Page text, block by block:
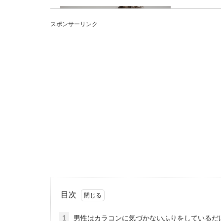
スポンサーリンク
目次
1 男性はカラコンに気づかないふりをしている